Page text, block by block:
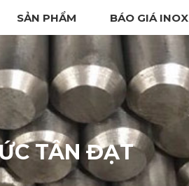
SẢN PHẨM BÁO GIÁ INOX
TÂN ĐẠT